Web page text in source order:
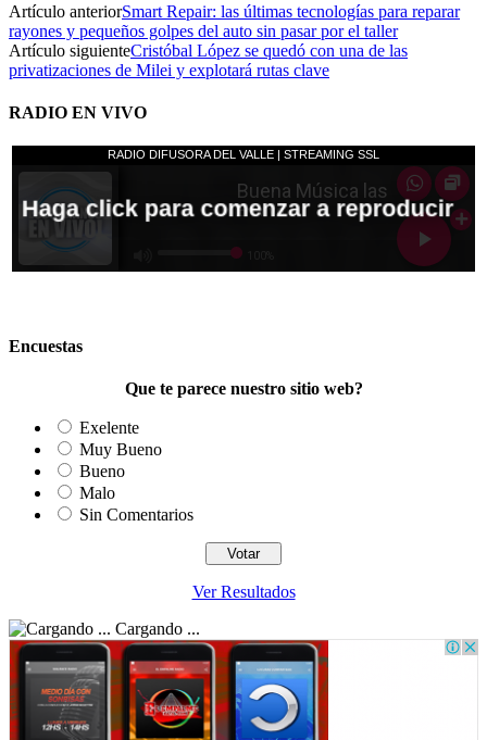
Artículo anteriorSmart Repair: las últimas tecnologías para reparar
rayones y pequeños golpes del auto sin pasar por el taller
Artículo siguienteCristóbal López se quedó con una de las
privatizaciones de Milei y explotará rutas clave
RADIO EN VIVO
Encuestas
Que te parece nuestro sitio web?
Exelente
Muy Bueno
Bueno
Malo
Sin Comentarios
Ver Resultados
Cargando ...